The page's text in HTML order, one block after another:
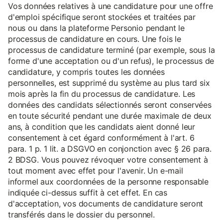
Vos données relatives à une candidature pour une offre
d'emploi spécifique seront stockées et traitées par
nous ou dans la plateforme Personio pendant le
processus de candidature en cours. Une fois le
processus de candidature terminé (par exemple, sous la
forme d'une acceptation ou d'un refus), le processus de
candidature, y compris toutes les données
personnelles, est supprimé du système au plus tard six
mois après la fin du processus de candidature. Les
données des candidats sélectionnés seront conservées
en toute sécurité pendant une durée maximale de deux
ans, à condition que les candidats aient donné leur
consentement à cet égard conformément à l'art. 6
para. 1 p. 1 lit. a DSGVO en conjonction avec § 26 para.
2 BDSG. Vous pouvez révoquer votre consentement à
tout moment avec effet pour l'avenir. Un e-mail
informel aux coordonnées de la personne responsable
indiquée ci-dessus suffit à cet effet. En cas
d'acceptation, vos documents de candidature seront
transférés dans le dossier du personnel.